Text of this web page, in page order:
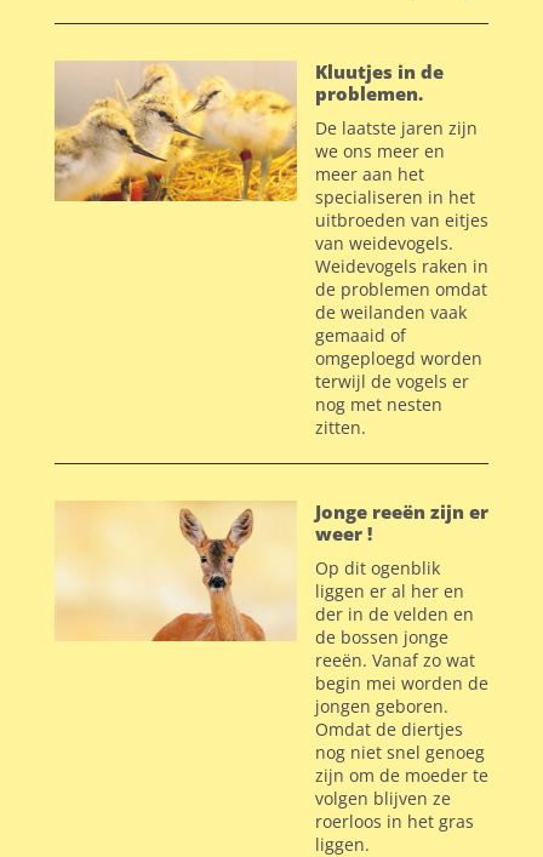
Kluutjes in de
problemen.
De laatste jaren zijn
we ons meer en
meer aan het
specialiseren in het
uitbroeden van eitjes
van weidevogels.
Weidevogels raken in
de problemen omdat
de weilanden vaak
gemaaid of
omgeploegd worden
terwijl de vogels er
nog met nesten
zitten.
Jonge reeën zijn er
weer !
Op dit ogenblik
liggen er al her en
der in de velden en
de bossen jonge
reeën. Vanaf zo wat
begin mei worden de
jongen geboren.
Omdat de diertjes
nog niet snel genoeg
zijn om de moeder te
volgen blijven ze
roerloos in het gras
liggen.